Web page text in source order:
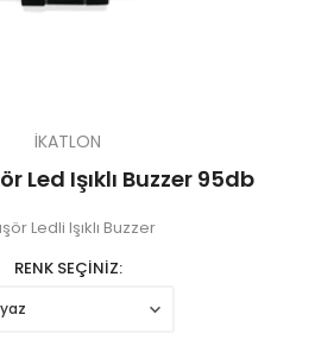
İKATLON
Led Işıklı Buzzer 95db
Ledli Işıklı Buzzer
RENK SEÇİNİZ